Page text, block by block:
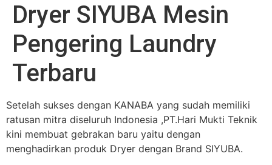
Dryer SIYUBA Mesin
Pengering Laundry
Terbaru
Setelah sukses dengan KANABA yang sudah memiliki
ratusan mitra diseluruh Indonesia ,PT.Hari Mukti Teknik
kini membuat gebrakan baru yaitu dengan
menghadirkan produk Dryer dengan Brand SIYUBA.